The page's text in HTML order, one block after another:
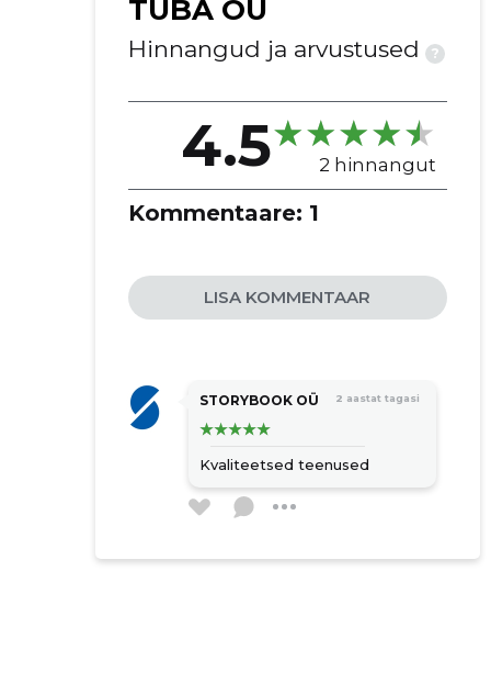
TUBA OÜ
Hinnangud ja arvustused ?
4.5 2 hinnangut
Kommentaare: 1
LISA KOMMENTAAR
STORYBOOK OÜ 2 aastat tagasi
Kvaliteetsed teenused